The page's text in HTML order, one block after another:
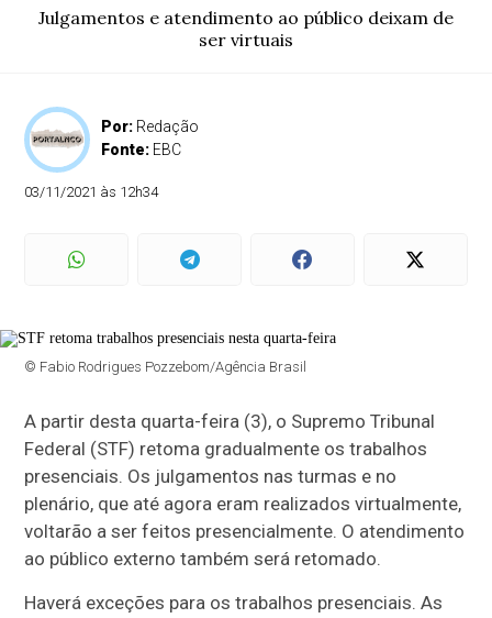
Julgamentos e atendimento ao público deixam de
ser virtuais
Por: Redação
Fonte: EBC
03/11/2021 às 12h34
© Fabio Rodrigues Pozzebom/Agência Brasil
A partir desta quarta-feira (3), o Supremo Tribunal
Federal (STF) retoma gradualmente os trabalhos
presenciais. Os julgamentos nas turmas e no
plenário, que até agora eram realizados virtualmente,
voltarão a ser feitos presencialmente. O atendimento
ao público externo também será retomado.
Haverá exceções para os trabalhos presenciais. As